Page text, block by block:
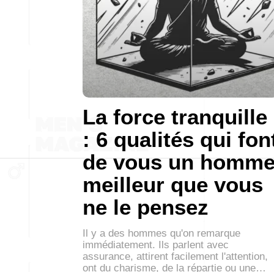
La force tranquille
: 6 qualités qui
de vous un
meilleur que vous
ne le pensez
Il y a des hommes qu'on remarque
immédiatement. Ils parlent avec
assurance, attirent facilement l'attention,
ont du charisme, de la répartie ou une…